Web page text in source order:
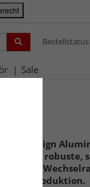
Bestellstatus
Sale
Design
sind robuste,
Produktion.